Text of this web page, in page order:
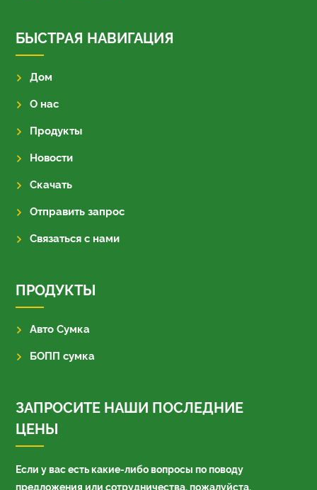
БЫСТРАЯ НАВИГАЦИЯ
Дом
О нас
Продукты
Новости
Скачать
Отправить запрос
Связаться с нами
ПРОДУКТЫ
Авто Сумка
БОПП сумка
ЗАПРОСИТЕ НАШИ ПОСЛЕДНИЕ
ЦЕНЫ
Если у вас есть какие-либо вопросы по поводу
предложения или сотрудничества, пожалуйста,